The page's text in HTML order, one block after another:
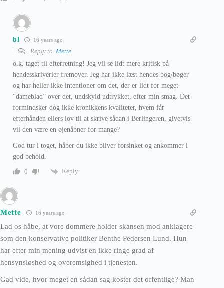
bl 16 years ago
Reply to Mette
o.k. taget til efterretning! Jeg vil se lidt mere kritisk på
hendesskriverier fremover. Jeg har ikke læst hendes bog/bøger
og har heller ikke intentioner om det, der er lidt for meget
“dameblad” over det, undskyld udtrykket, efter min smag. Det
formindsker dog ikke kronikkens kvaliteter, hvem får
efterhånden ellers lov til at skrive sådan i Berlingeren, givetvis
vil den være en øjenåbner for mange?
God tur i toget, håber du ikke bliver forsinket og ankommer i
god behold.
0
Reply
Mette 16 years ago
Lad os håbe, at vore dommere holder skansen mod anklagere
som den konservative politiker Benthe Pedersen Lund. Hun
har efter min mening udvist en ikke ringe grad af
hensynsløshed og overemsighed i tjenesten.
Gad vide, hvor meget en sådan sag koster det offentlige? Man